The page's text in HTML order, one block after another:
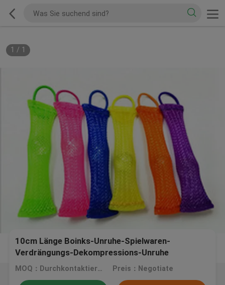
1 / 1
10cm Länge Boinks-Unruhe-Spielwaren-
Verdrängungs-Dekompressions-Unruhe
verringern
MOQ：Durchkontaktierung Preis：Negotiate